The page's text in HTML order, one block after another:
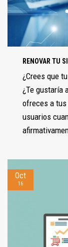
RENOVAR TU
¿Crees que
¿Te gustaría
ofreces a
usuarios
Oct
16